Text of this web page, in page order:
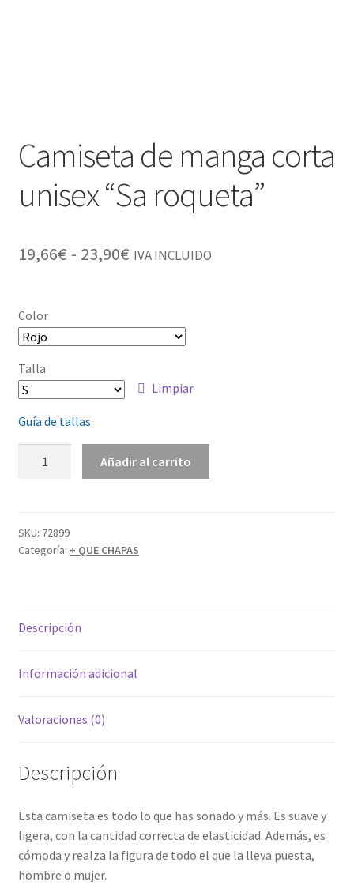
Camiseta de manga corta
unisex “Sa roqueta”
19,66€ - 23,90€ IVA INCLUIDO
Color
Talla
Limpiar
Guía de tallas
Añadir al carrito
SKU: 72899
Categoría: + QUE CHAPAS
Descripción
Información adicional
Valoraciones (0)
Descripción
Esta camiseta es todo lo que has soñado y más. Es suave y
ligera, con la cantidad correcta de elasticidad. Además, es
cómoda y realza la figura de todo el que la lleva puesta,
hombre o mujer.